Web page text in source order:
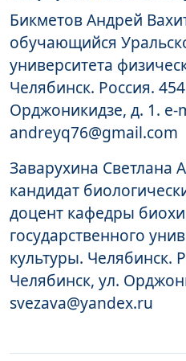
Бикметов Андрей
обучающийся
университета
Челябинск. Россия.
Орджоникидзе, д. 1. e-
andreyq76@gmail.com
Заварухина Светлана
кандидат
доцент кафедры
государственного
культуры. Челябинск.
Челябинск, ул.
svezava@yandex.ru